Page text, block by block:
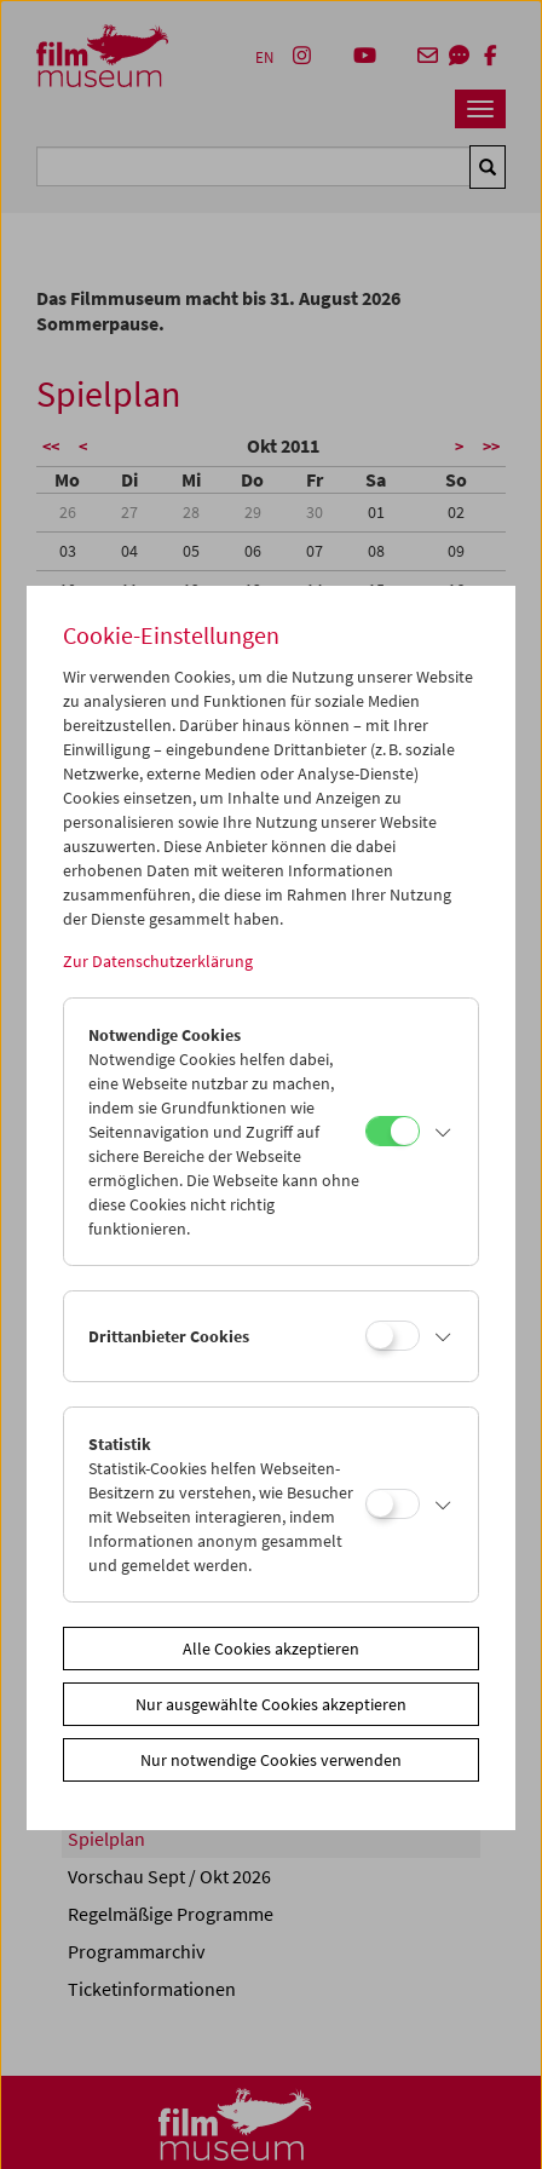
Zum Inhalt
Zum Hauptmenü
Zur Servicenavigation
Zum Suche
Navbar
EN
Das Filmmuseum macht bis 31. August 2026
Sommerpause.
Spielplan
<< < Okt 2011 > >>
Mo Di Mi Do Fr Sa So
26 27 28 29 30 01
02
03
04 05 06 07 08
09
10
11 12 13 14 15
16
17
18 19 20
24
26 28
30
31
01 02 03 04 05
iCalender
Programmheft-PDF
English language or subtitles
< Vorherige Woche
Mo 17.10.
Di 18.10.
Mi 19.10.
Do 20.10.
Sa 22.10.
PROGRAMM ÜBERBLICK
Share on
Spielplan
Vorschau Sept / Okt 2026
Regelmäßige Programme
Programmarchiv
Ticketinformationen
Cookie-Einstellungen
Wir verwenden Cookies, um die Nutzung unserer Website
zu analysieren und Funktionen für soziale Medien
bereitzustellen. Darüber hinaus können – mit Ihrer
Einwilligung – eingebundene Drittanbieter (z. B. soziale
Netzwerke, externe Medien oder Analyse-Dienste)
Cookies einsetzen, um Inhalte und Anzeigen zu
personalisieren sowie Ihre Nutzung unserer Website
auszuwerten. Diese Anbieter können die dabei
erhobenen Daten mit weiteren Informationen
zusammenführen, die diese im Rahmen Ihrer Nutzung
der Dienste gesammelt haben.
Zur Datenschutzerklärung
Notwendige Cookies
Notwendige Cookies helfen dabei,
eine Webseite nutzbar zu machen,
indem sie Grundfunktionen wie
Seitennavigation und Zugriff auf
sichere Bereiche der Webseite
ermöglichen. Die Webseite kann ohne
diese Cookies nicht richtig
funktionieren.
Drittanbieter Cookies
Statistik
Statistik-Cookies helfen Webseiten-
Besitzern zu verstehen, wie Besucher
mit Webseiten interagieren, indem
Informationen anonym gesammelt
und gemeldet werden.
Alle Cookies akzeptieren
Nur ausgewählte Cookies akzeptieren
Nur notwendige Cookies verwenden